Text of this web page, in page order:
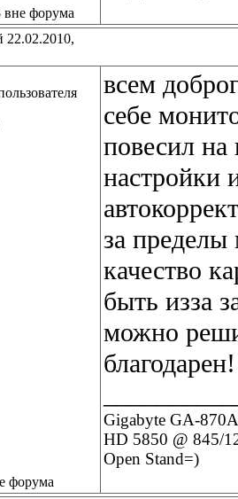
22.02.2010,
всем
себе
повесил
настройки
за пределы
качество
быть изза
можно
благодарен!
Gigabyte GA-
HD 5850 @ 845/
Open Stand=)